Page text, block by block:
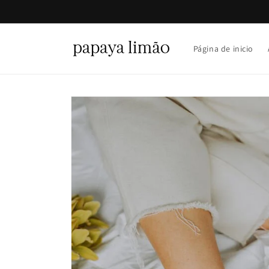
al contenido
Página de inicio
directamente
a la